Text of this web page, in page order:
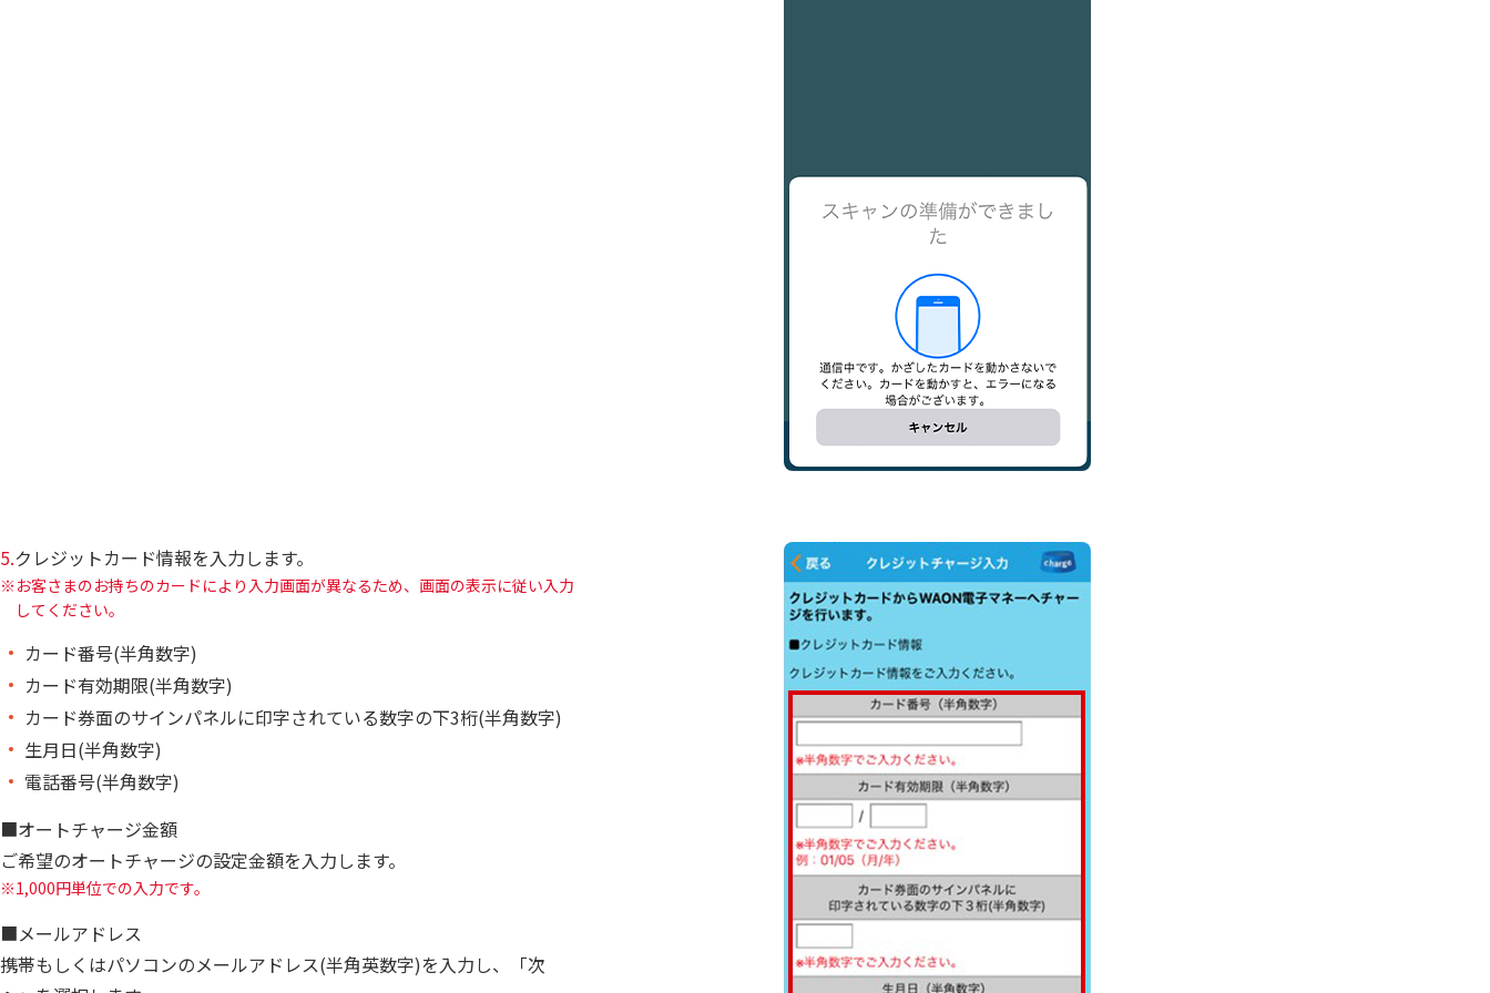
5.クレジットカード情報を入力します。
お客さまのお持ちのカードにより入力画面が異なるため、画面の表示に従い入力
してください。
カード番号(半角数字)
カード有効期限(半角数字)
カード券面のサインパネルに印字されている数字の下3桁(半角数字)
生月日(半角数字)
電話番号(半角数字)
■オートチャージ金額
ご希望のオートチャージの設定金額を入力します。
1,000円単位での入力です。
■メールアドレス
携帯もしくはパソコンのメールアドレス(半角英数字)を入力し、「次